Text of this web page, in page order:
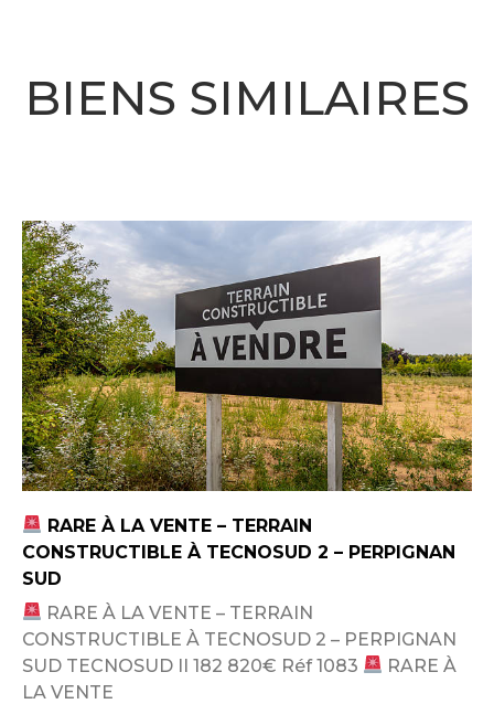
BIENS SIMILAIRES
RARE À LA VENTE – TERRAIN
CONSTRUCTIBLE À TECNOSUD 2 – PERPIGNAN
SUD
RARE À LA VENTE – TERRAIN
CONSTRUCTIBLE À TECNOSUD 2 – PERPIGNAN
SUD TECNOSUD II 182 820€ Réf 1083
RARE À
LA VENTE